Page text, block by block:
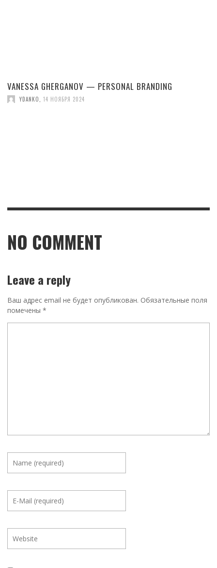
VANESSA GHERGANOV — PERSONAL BRANDING
YDANKO 14 НОЯБРЯ 2024
NO COMMENT
Leave a reply
Ваш адрес email не будет опубликован. Обязательные поля
помечены *